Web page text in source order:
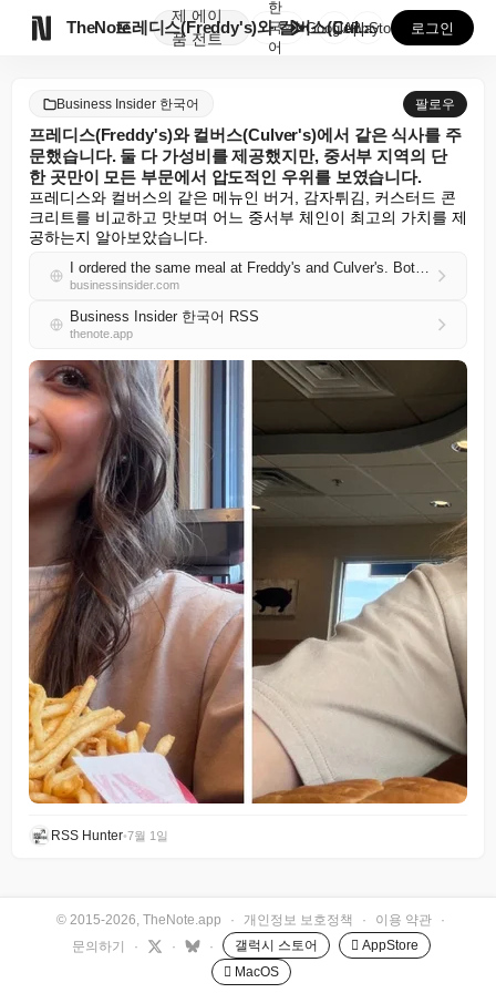
TheNote
제
품
에이
전트
프레디스(Freddy's)와 컬버스(Culver's)에...
한
국
어
GooglePlay
AppStore 로그인
Business Insider 한국어 팔로우
프레디스(Freddy's)와 컬버스(Culver's)에서 같은 식사를 주
문했습니다. 둘 다 가성비를 제공했지만, 중서부 지역의 단
한 곳만이 모든 부문에서 압도적인 우위를 보였습니다.
프레디스와 컬버스의 같은 메뉴인 버거, 감자튀김, 커스터드 콘
크리트를 비교하고 맛보며 어느 중서부 체인이 최고의 가치를 제
공하는지 알아보았습니다.
I ordered the same meal at Freddy's and Culver's. Both offered value, but only one Midwest favorite dominated every category.
businessinsider.com
Business Insider 한국어 RSS
thenote.app
RSS Hunter•7월 1일
© 2015-2026, TheNote.app · 개인정보 보호정책 · 이용 약관
·
문의하기
· · · 갤럭시 스토어
 AppStore
 MacOS